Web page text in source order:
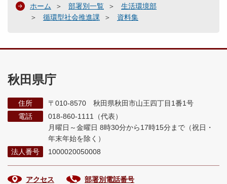
ホーム 部署別一覧
生活環境部
循環型社会推進課
資料集
秋田県庁
住所
〒010-8570 秋田県秋田市山王四丁目1番1号
電話
018-860-1111（代表）
月曜日～金曜日 8時30分から17時15分まで （祝日・
年末年始を除く）
法人番号
1000020050008
アクセス 部署別電話番号